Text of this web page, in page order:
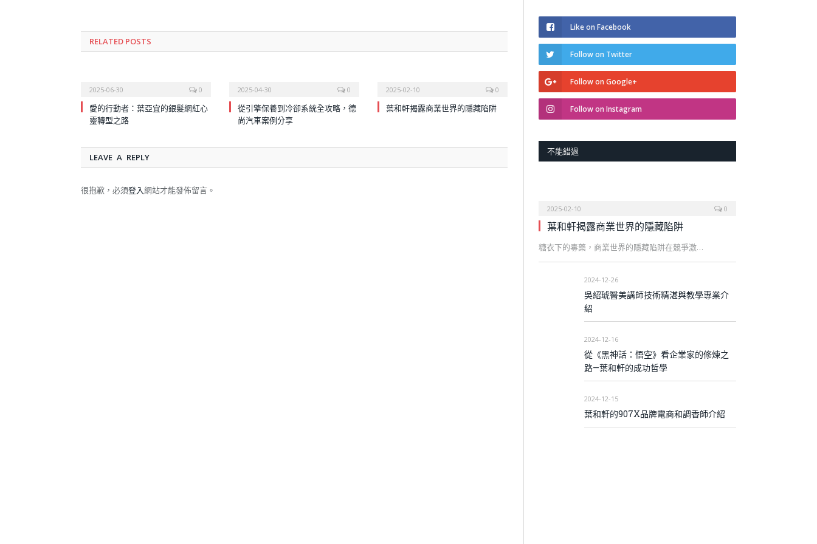
RELATED POSTS
2025-06-30 0
愛的行動者：葉亞宜的銀髮網紅心
靈轉型之路
2025-04-30 0
從引擎保養到冷卻系統全攻略，德
尚汽車案例分享
2025-02-10 0
葉和軒揭露商業世界的隱藏陷阱
LEAVE A REPLY
很抱歉，必須登入網站才能發佈留言。
Like on Facebook
Follow on Twitter
Follow on Google+
Follow on Instagram
不能錯過
2025-02-10 0
葉和軒揭露商業世界的隱藏陷阱
糖衣下的毒藥，商業世界的隱藏陷阱在競爭激…
2024-12-26
吳紹琥醫美講師技術精湛與教學專業介
紹
2024-12-16
從《黑神話：悟空》看企業家的修煉之
路—葉和軒的成功哲學
2024-12-15
葉和軒的907X品牌電商和調香師介紹